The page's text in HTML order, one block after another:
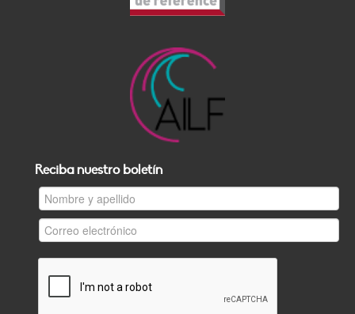
Reciba nuestro boletín